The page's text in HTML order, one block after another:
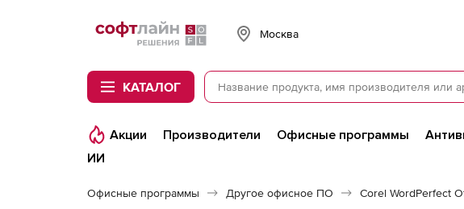
Softline
Москва
КАТАЛОГ
Акции Производители Офисные программы
ИИ
Офисные программы Другое офисное ПО Corel WordPerfect